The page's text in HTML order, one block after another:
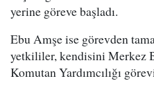
yerine göreve başladı.
Ebu Amşe ise görevden
yetkililer, kendisini Merkez
Komutan Yardımcılığı